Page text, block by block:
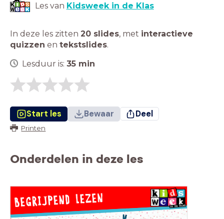
Les van Kidsweek in de Klas
In deze les zitten 20 slides, met interactieve
quizzen en tekstslides.
Lesduur is: 35 min
Start les Bewaar Deel
Printen
Onderdelen in deze les